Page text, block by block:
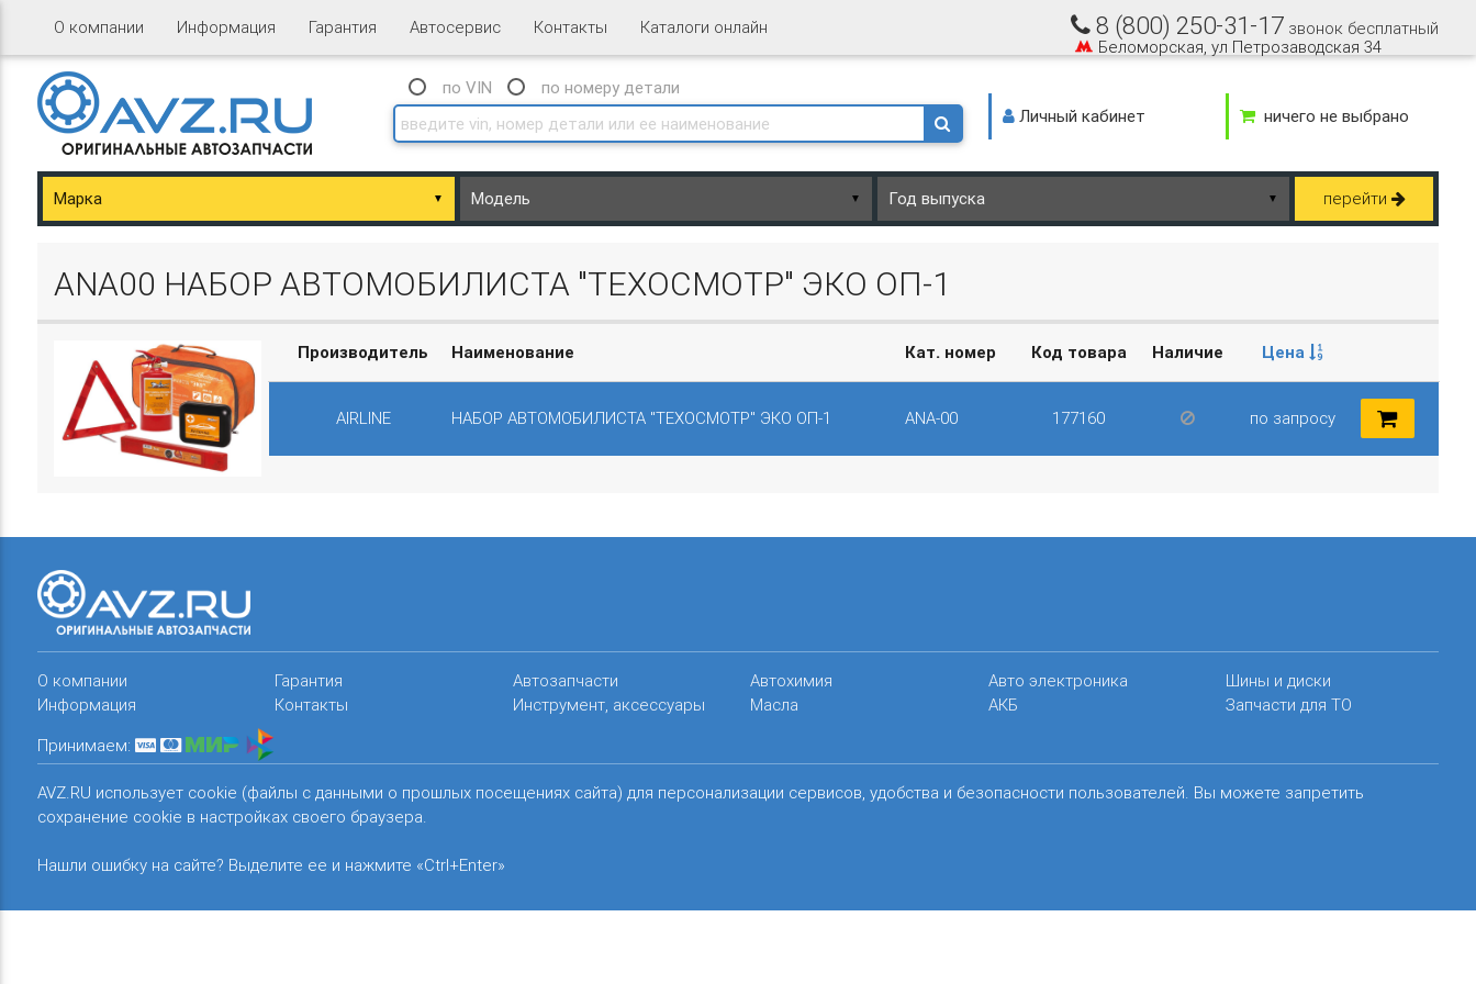
О компании Информация Гарантия Автосервис Контакты Каталоги онлайн
Basket.php
8 (800) 250-31-17 звонок бесплатный
Беломорская, ул Петрозаводская 34
по VIN
по номеру детали
Личный кабинет
ничего не выбрано
▼ ▼ ▼ перейти
ANA00 НАБОР АВТОМОБИЛИСТА "ТЕХОСМОТР" ЭКО ОП-1
Производитель Наименование Кат. номер Код товара Наличие Цена
AIRLINE НАБОР АВТОМОБИЛИСТА "ТЕХОСМОТР" ЭКО ОП-1 ANA-00 177160 по запросу
О компании
Информация
Гарантия
Контакты
Автозапчасти
Инструмент, аксессуары
Автохимия
Масла
Авто электроника
АКБ
Шины и диски
Запчасти для ТО
Принимаем:
AVZ.RU использует cookie (файлы с данными о прошлых посещениях сайта) для персонализации сервисов, удобства и безопасности пользователей. Вы можете запретить
сохранение cookie в настройках своего браузера.
Нашли ошибку на сайте? Выделите ее и нажмите «Ctrl+Enter»